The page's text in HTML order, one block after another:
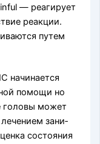
— реагирует
реакции.
путем
начинается
помощи но
головы может
лечением зани­
состояния